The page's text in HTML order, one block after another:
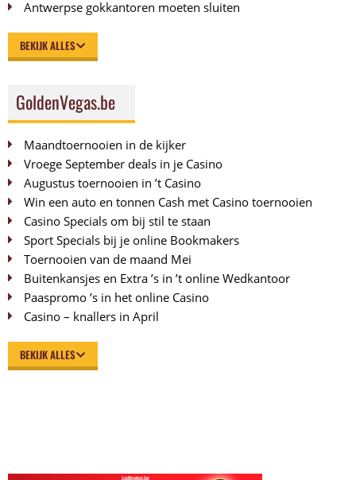
Antwerpse gokkantoren moeten sluiten
BEKIJK ALLES
GoldenVegas.be
Maandtoernooien in de kijker
Vroege September deals in je Casino
Augustus toernooien in ’t Casino
Win een auto en tonnen Cash met Casino toernooien
Casino Specials om bij stil te staan
Sport Specials bij je online Bookmakers
Toernooien van de maand Mei
Buitenkansjes en Extra ’s in ’t online Wedkantoor
Paaspromo ’s in het online Casino
Casino – knallers in April
BEKIJK ALLES